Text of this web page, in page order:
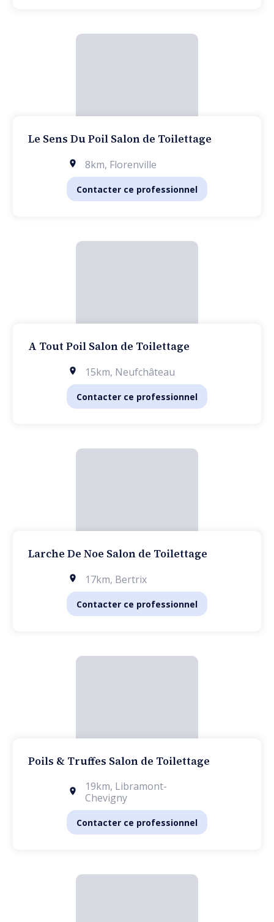
Le Sens Du Poil Salon de Toilettage
8km, Florenville
Contacter ce professionnel
A Tout Poil Salon de Toilettage
15km, Neufchâteau
Contacter ce professionnel
Larche De Noe Salon de Toilettage
17km, Bertrix
Contacter ce professionnel
Poils & Truffes Salon de Toilettage
19km, Libramont-
Chevigny
Contacter ce professionnel